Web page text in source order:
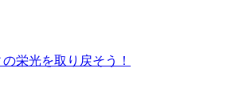
栄光を取り戻そう！